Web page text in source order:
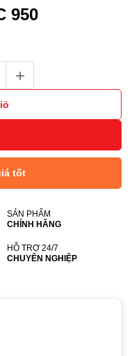
950
tốt
SẢN PHẨM
CHÍNH HÃNG
HỖ TRỢ 24/7
CHUYÊN NGHIỆP